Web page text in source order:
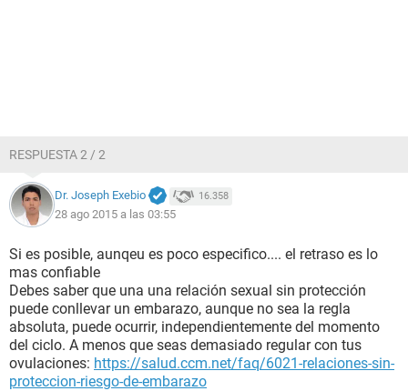
RESPUESTA 2 / 2
Dr. Joseph Exebio 16.358
28 ago 2015 a las 03:55
Si es posible, aunqeu es poco especifico.... el retraso es lo
mas confiable
Debes saber que una una relación sexual sin protección
puede conllevar un embarazo, aunque no sea la regla
absoluta, puede ocurrir, independientemente del momento
del ciclo. A menos que seas demasiado regular con tus
ovulaciones: https://salud.ccm.net/faq/6021-relaciones-sin-
proteccion-riesgo-de-embarazo